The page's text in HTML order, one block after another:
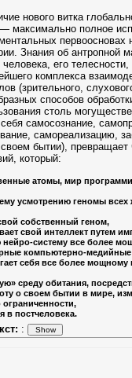
нового витка
— максимально полное
первоосновах
Знания об антропной
его телесности,
комплекса
(зрительного,
способов
столь
самосознание,
самореализацию,
бытии), превращает
который:
атомы, мир
усмотрению геномы
собственный геном,
свой интеллект путем
нейро-систему все более
компьютерно-медийные
себя все более
среду обитания,
о своем бытии в мире,
ограниченности,
в постчеловека.
: